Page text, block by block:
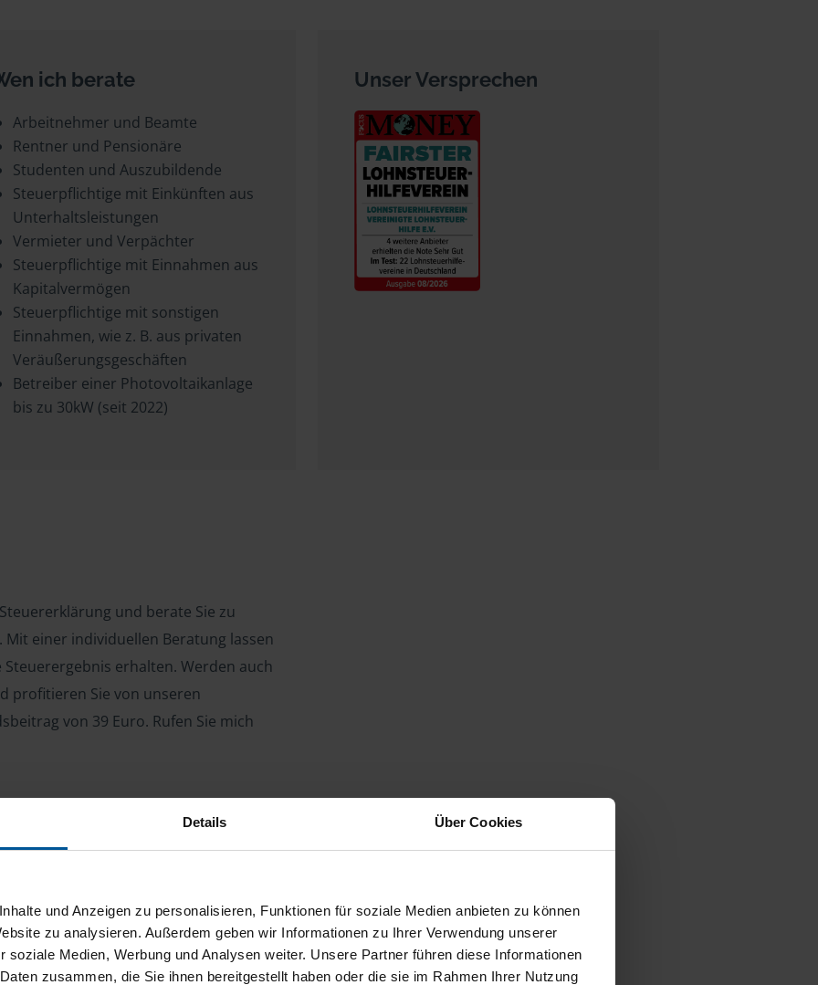
Details Über Cookies
und Anzeigen zu personalisieren, Funktionen für soziale Medien anbieten zu können
zu analysieren. Außerdem geben wir Informationen zu Ihrer Verwendung unserer
soziale Medien, Werbung und Analysen weiter. Unsere Partner führen diese Informationen
zusammen, die Sie ihnen bereitgestellt haben oder die sie im Rahmen Ihrer Nutzung
ich berate
Arbeitnehmer und Beamte
Rentner und Pensionäre
Studenten und Auszubildende
Steuerpflichtige mit Einkünften aus
Unterhaltsleistungen
Vermieter und Verpächter
Steuerpflichtige mit Einnahmen aus
Kapitalvermögen
Steuerpflichtige mit sonstigen
Einnahmen, wie z. B. aus privaten
Veräußerungsgeschäften
Betreiber einer Photovoltaikanlage
bis zu 30kW (seit 2022)
Unser Versprechen
und berate Sie zu
Mit einer individuellen Beratung lassen
erhalten. Werden auch
profitieren Sie von unseren
von 39 Euro. Rufen Sie mich
Arbeitnehmer, Beamte, Auszubildende,
(StBerG). Auch bei Einkünften
der geeignete Dienstleister für Sie.
Tätigkeit und umsatzsteuerpflichtigen